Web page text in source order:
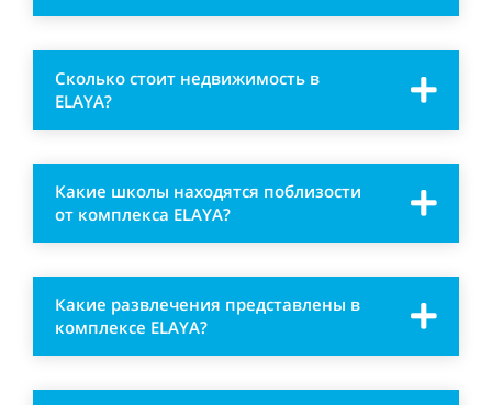
Сколько стоит недвижимость в
ELAYA?
Какие школы находятся поблизости
от комплекса ELAYA?
Какие развлечения представлены в
комплексе ELAYA?